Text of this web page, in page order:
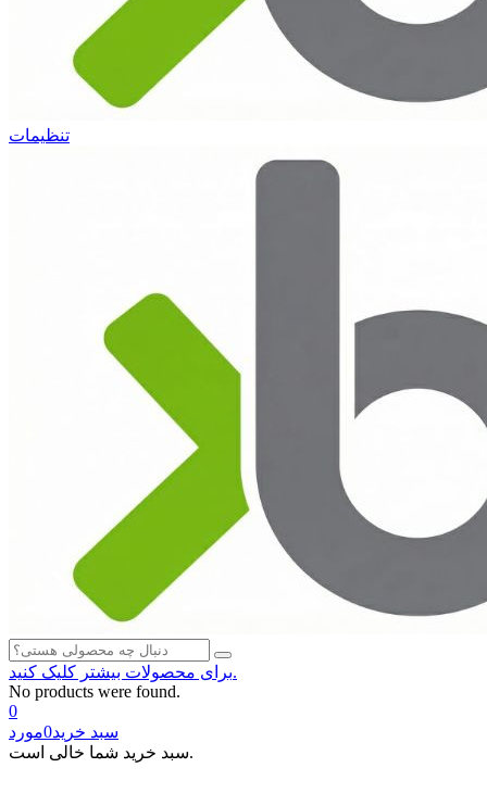
تنظیمات
برای محصولات بیشتر کلیک کنید.
No products were found.
0
سبد خرید0مورد
سبد خرید شما خالی است.